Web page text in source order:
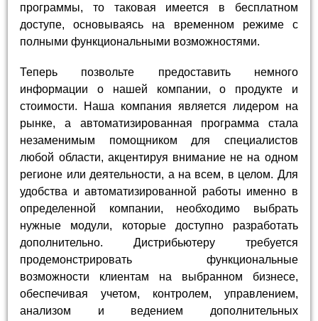
программы, то таковая имеется в бесплатном
доступе, основываясь на временном режиме с
полными функциональными возможностями.
Теперь позвольте предоставить немного
информации о нашей компании, о продукте и
стоимости. Наша компания является лидером на
рынке, а автоматизированная программа стала
незаменимым помощником для специалистов
любой области, акцентируя внимание не на одном
регионе или деятельности, а на всем, в целом. Для
удобства и автоматизированной работы именно в
определенной компании, необходимо выбрать
нужные модули, которые доступно разработать
дополнительно. Дистрибьютеру требуется
продемонстрировать функциональные
возможности клиентам на выбранном бизнесе,
обеспечивая учетом, контролем, управлением,
анализом и ведением дополнительных